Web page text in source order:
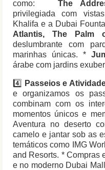
como: The
privilegiada com
Khalifa e a Dubai
Atlantis, The Palm
deslumbrante com
marinhas únicas. *
árabe com jardins
4️⃣ Passeios e
e organizamos os
combinam com os
momentos únicos e
Aventura no deserto
camelo e jantar sob as
temáticos como IMG
and Resorts. * Compras
e no moderno Dubai